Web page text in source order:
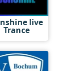
live
Trance